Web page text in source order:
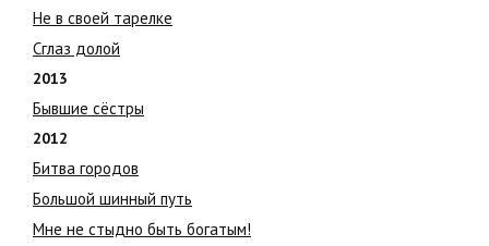
Не в своей тарелке
Сглаз долой
2013
Бывшие сёстры
2012
Битва городов
Большой шинный путь
Мне не стыдно быть богатым!